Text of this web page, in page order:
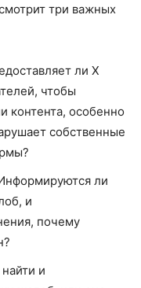
три важных
ли X
чтобы
контента, особенно
собственные
ли
и
почему
и